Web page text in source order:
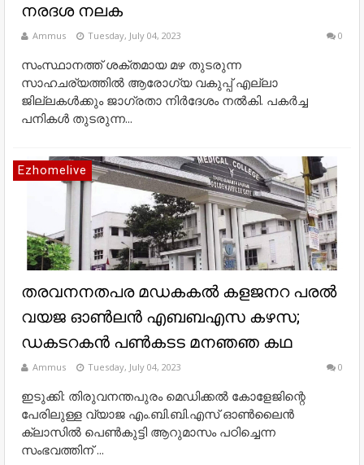
നരദശ നലക
Ammus Tuesday, July 04, 2023 0
സംസ്ഥാനത്ത് ശക്തമായ മഴ തുടരുന്ന
സാഹചര്യത്തില്‍ ആരോഗ്യ വകുപ്പ് എല്ലാ
ജില്ലകള്‍ക്കും ജാഗ്രതാ നിര്‍ദേശം നല്‍കി. പകര്‍ച്ച
പനികള്‍ തുടരുന്ന...
Ezhomelive
തരവനനതപര മഡകകൽ കളജനറ പരൽ
വയജ ഓൺലൻ എബബഎസ കഴസ;
ഡകടറകൻ പൺകടട മനഞഞ കഥ
Ammus Tuesday, July 04, 2023 0
ഇടുക്കി: തിരുവനന്തപുരം മെഡിക്കല്‍ കോളേജിന്റെ
പേരിലുള്ള വ്യാജ എം.ബി.ബി.എസ് ഓണ്‍ലൈൻ
ക്ലാസില്‍ പെണ്‍കുട്ടി ആറുമാസം പഠിച്ചെന്ന
സംഭവത്തിന് ...